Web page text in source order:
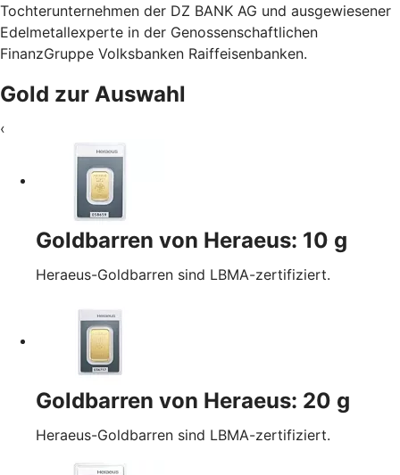
Tochterunternehmen der DZ BANK AG und ausgewiesener
Edelmetallexperte in der Genossenschaftlichen
FinanzGruppe Volksbanken Raiffeisenbanken.
Gold zur Auswahl
‹
Goldbarren von Heraeus: 10 g
Heraeus-Goldbarren sind LBMA-zertifiziert.
Goldbarren von Heraeus: 20 g
Heraeus-Goldbarren sind LBMA-zertifiziert.